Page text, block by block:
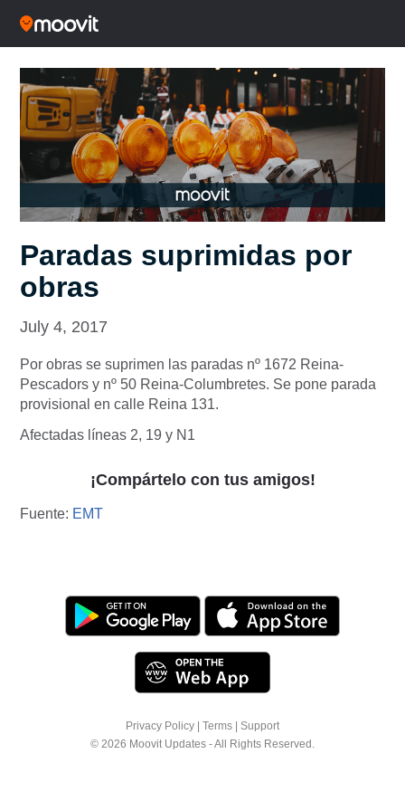
Paradas suprimidas por
obras
July 4, 2017
Por obras se suprimen las paradas nº 1672 Reina-
Pescadors y nº 50 Reina-Columbretes. Se pone parada
provisional en calle Reina 131.
Afectadas líneas 2, 19 y N1
¡Compártelo con tus amigos!
Fuente: EMT
Privacy Policy Terms
Support
© 2026 Moovit Updates - All Rights Reserved.